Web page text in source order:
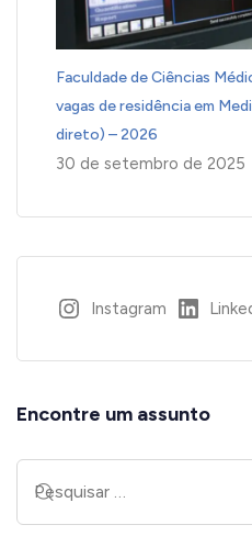
Faculdade de Ciências
vagas de residência em
direto) – 2026
30 de setembro de 2025
Instagram
Encontre um assunto